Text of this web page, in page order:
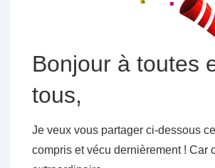
Bonjour à toutes
tous,
Je veux vous partager ci-dessous
compris et vécu dernièrement ! Car